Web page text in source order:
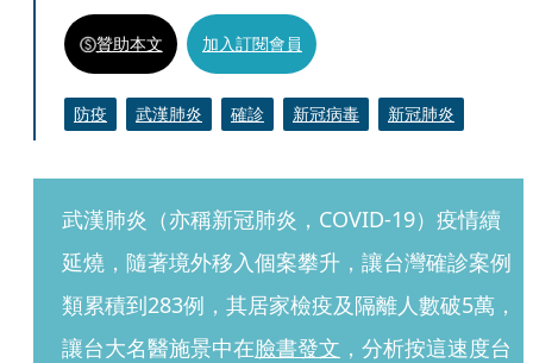
贊助本文 加入訂閱會員
防疫 武漢肺炎 確診 新冠病毒 新冠肺炎
武漢肺炎（亦稱新冠肺炎，COVID-19）疫情續
延燒，隨著境外移入個案攀升，讓台灣確診案例
類累積到283例，其居家檢疫及隔離人數破5萬，
讓台大名醫施景中在臉書發文 ，分析按這速度台